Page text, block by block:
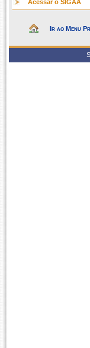
Acessar o SIGAA
Ir ao Menu